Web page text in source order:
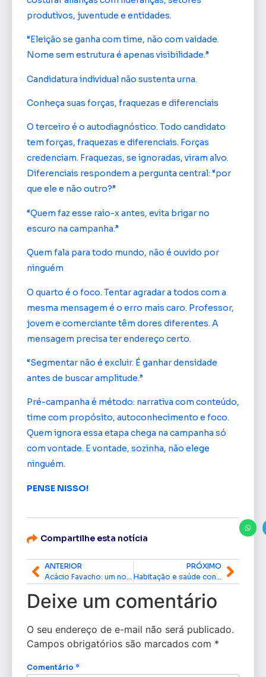
produtivos, juventude e entidades.
“Eleição se ganha com time, não com vaidade.
Nome sem estrutura é apenas visibilidade.”
Candidatura individual não sustenta urna.
Conheça suas forças, fraquezas e diferenciais
O terceiro é o autodiagnóstico. Todo candidato
tem forças, fraquezas e diferenciais. Forças
credenciam. Fraquezas, se ignoradas, viram alvo.
Diferenciais respondem a pergunta central: “por
que ele e não outro?”
“Quem faz esse raio-x antes, evita brigar no
escuro na campanha.”
Quem fala para todo mundo, não é ouvido por
ninguém
O quarto é o foco. Tentar agradar a todos com a
mesma mensagem é o erro mais caro. Professor,
jovem e comerciante têm dores diferentes. A
mensagem precisa ter endereço certo.
“Segmentar não é excluir. É ganhar densidade
antes de buscar amplitude.”
Pré-campanha é método: narrativa com conteúdo,
time com propósito, autoconhecimento e foco.
Quem ignora essa etapa chega na campanha só
com vontade. E vontade, sozinha, não elege
ninguém.
PENSE NISSO!
Compartilhe esta notícia
ANTERIOR
Acácio Favacho: um nome associado a entregas concretas para o Amapá
PRÓXIMO
Habitação e saúde concentram maior volume de investimentos destinados por Acácio Favacho em Calçoene
Deixe um comentário
O seu endereço de e-mail não será publicado.
Campos obrigatórios são marcados com *
Comentário *